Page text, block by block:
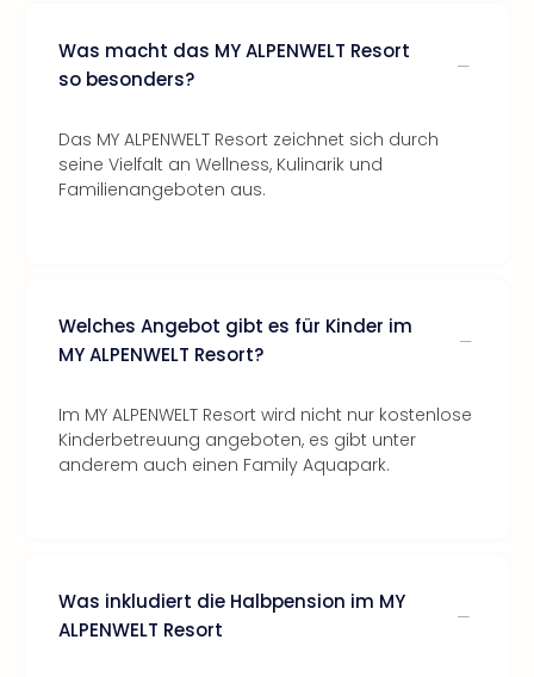
Was macht das MY ALPENWELT Resort
so besonders?
Das MY ALPENWELT Resort zeichnet sich durch
seine Vielfalt an Wellness, Kulinarik und
Familienangeboten aus.
Welches Angebot gibt es für Kinder im
MY ALPENWELT Resort?
Im MY ALPENWELT Resort wird nicht nur kostenlose
Kinderbetreuung angeboten, es gibt unter
anderem auch einen Family Aquapark.
Was inkludiert die Halbpension im MY
ALPENWELT Resort